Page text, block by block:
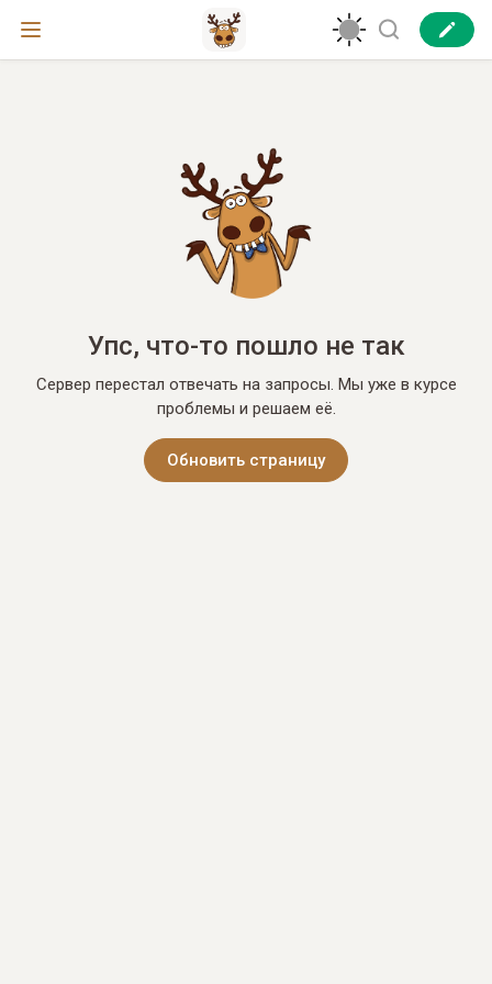
Упс, что-то пошло не так
Сервер перестал отвечать на запросы. Мы уже в курсе
проблемы и решаем её.
Обновить страницу